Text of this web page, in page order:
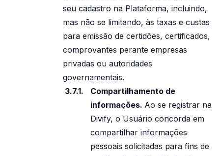
seu cadastro na Plataforma, incluindo,
mas não se limitando, às taxas e custas
para emissão de certidões, certificados,
comprovantes perante empresas
privadas ou autoridades
governamentais.
Compartilhamento de
informações. Ao se registrar na
Divify, o Usuário concorda em
compartilhar informações
pessoais solicitadas para fins de